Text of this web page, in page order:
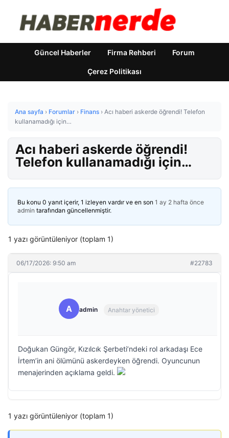
Güncel Haberler Firma Rehberi Forum
Çerez Politikası
Ana sayfa › Forumlar › Finans › Acı haberi askerde öğrendi! Telefon
kullanamadığı için…
Acı haberi askerde öğrendi!
Telefon kullanamadığı için…
Bu konu 0 yanıt içerir, 1 izleyen vardır ve en son 1 ay 2 hafta önce
admin tarafından güncellenmiştir.
1 yazı görüntüleniyor (toplam 1)
06/17/2026: 9:50 am #22783
A admin Anahtar yönetici
Doğukan Güngör, Kızılcık Şerbeti’ndeki rol arkadaşı Ece
İrtem’in ani ölümünü askerdeyken öğrendi. Oyuncunun
menajerinden açıklama geldi.
1 yazı görüntüleniyor (toplam 1)